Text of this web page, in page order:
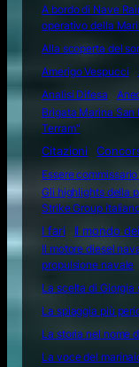
A bordo di Nave
operativo della
Alla scoperta del
Amerigo Vespucci
Analisi Difesa
Brigata Marina San
Terram"
Citazioni
Essere
Gli highlights della
Strike Group
I fari
Il mondo
Il motore diesel
propulsione navale
La scelta di Giorgia
La spiaggia più
La storia nel nome
La voce del